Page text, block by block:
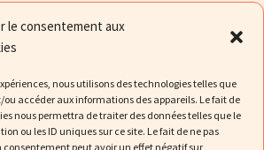
le consentement aux
nous utilisons des technologies telles que
ou accéder aux informations des appareils. Le fait de
nous permettra de traiter des données telles que le
ou les ID uniques sur ce site. Le fait de ne pas
consentement peut avoir un effet négatif sur